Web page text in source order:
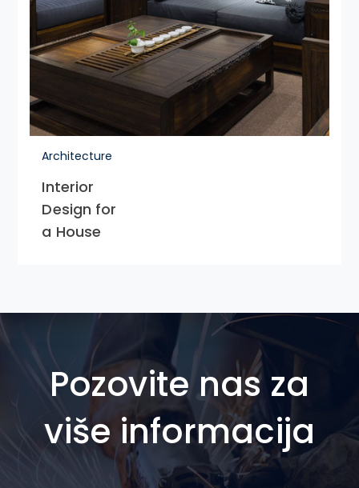
Architecture
Interior
Design for
a House
Pozovite nas za
više informacija